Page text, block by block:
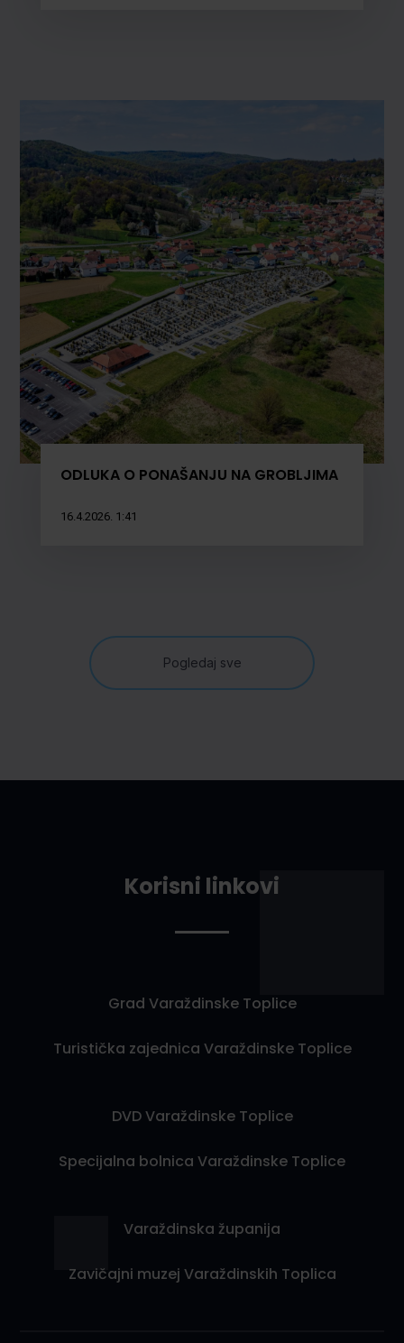
ODLUKA O PONAŠANJU NA GROBLJIMA
16.4.2026. 1:41
Pogledaj sve
Korisni linkovi
Grad Varaždinske Toplice
Turistička zajednica Varaždinske Toplice
DVD Varaždinske Toplice
Specijalna bolnica Varaždinske Toplice
Varaždinska županija
Zavičajni muzej Varaždinskih Toplica